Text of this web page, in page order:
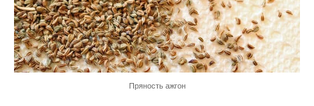
Пряность ажгон